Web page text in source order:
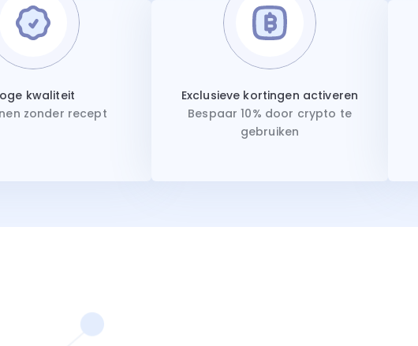
kwaliteit
zonder recept
Exclusieve kortingen activeren
Bespaar 10% door crypto te
gebruiken